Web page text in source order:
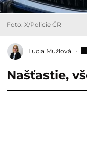
Foto: X/Policie ČR
Lucia Mužlová
Našťastie,